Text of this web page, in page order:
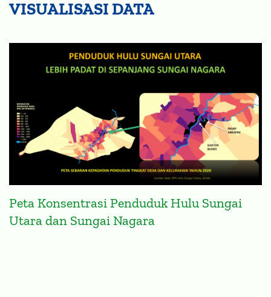
Peta Konsentrasi Penduduk Hulu Sungai
Utara dan Sungai Nagara